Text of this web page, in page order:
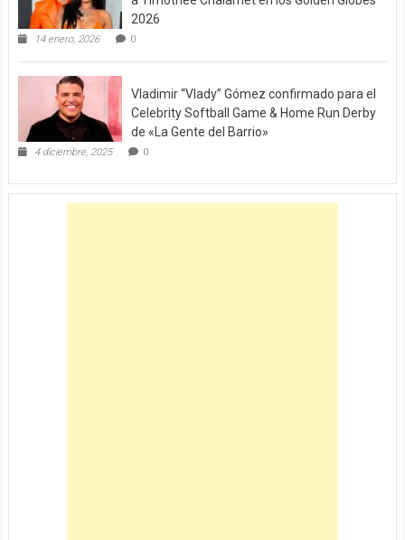
2026
14 enero, 2026 0
Vladimir “Vlady” Gómez confirmado para el
Celebrity Softball Game & Home Run Derby
de «La Gente del Barrio»
4 diciembre, 2025 0